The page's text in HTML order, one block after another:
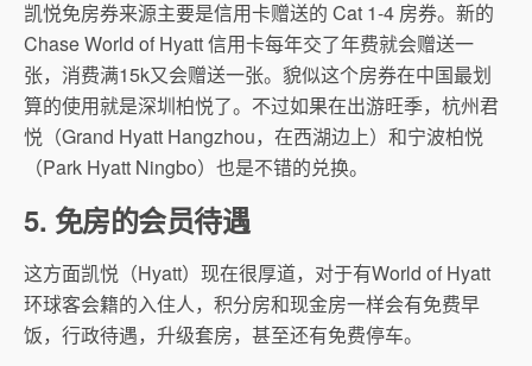
凯悦免房券来源主要是信用卡赠送的 Cat 1-4 房券。新的
Chase World of Hyatt 信用卡每年交了年费就会赠送一
张，消费满15k又会赠送一张。貌似这个房券在中国最划
算的使用就是深圳柏悦了。不过如果在出游旺季，杭州君
悦（Grand Hyatt Hangzhou，在西湖边上）和宁波柏悦
（Park Hyatt Ningbo）也是不错的兑换。
5. 免房的会员待遇
这方面凯悦（Hyatt）现在很厚道，对于有World of Hyatt
环球客会籍的入住人，积分房和现金房一样会有免费早
饭，行政待遇，升级套房，甚至还有免费停车。